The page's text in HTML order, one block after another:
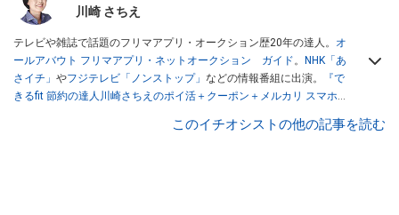
川崎 さちえ
テレビや雑誌で話題のフリマアプリ・オークション歴20年の達人。 オ
ールアバウト フリマアプリ・ネットオークション ガイド。
NHK「あ
さイチ」 やフジテレビ「ノンストップ」 などの情報番組に出演。
『で
きるfit 節約の達人川崎さちえのポイ活＋クーポン＋メルカリ スマホで
スマホ1つでスキマ時間に効率的に稼ぐ！』（翔泳社刊） ほか著書多
このイチオシストの他の記事を読む